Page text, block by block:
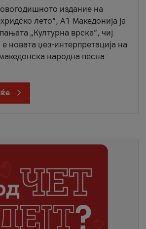
издание на
лето“, А1 Македонија ја
„Културна врска“, чиј
новата џез-интерпретација на
народна песна